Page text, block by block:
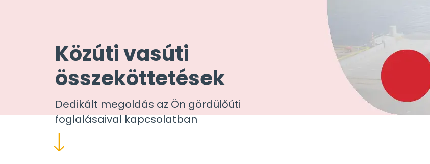
Közúti vasúti
összeköttetések
Dedikált megoldás az Ön gördülőúti
foglalásaival kapcsolatban